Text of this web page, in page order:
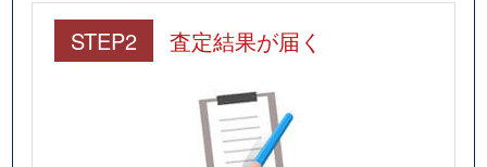
STEP2 査定結果が届く